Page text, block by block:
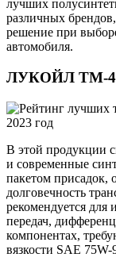
лучших
различных
решение при
автомобиля.
ЛУКОЙЛ ТМ-4
В этой продукции
и современные
пакетом присадок,
долговечность
рекомендуется для
передач,
компонентах,
вязкости SAE 75W-